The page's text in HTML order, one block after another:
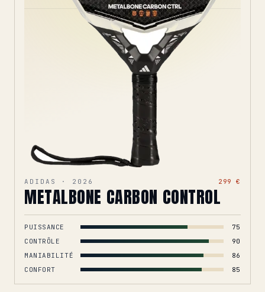
ADIDAS · 2026 299 €
METALBONE CARBON CONTROL
PUISSANCE
75
CONTRÔLE
90
MANIABILITÉ
86
CONFORT
85